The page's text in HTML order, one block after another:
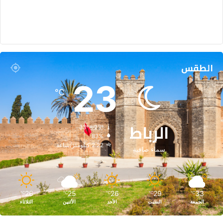
الطقس
الرباط
سماء صافية
23
℃
33º - 23º
83%
2.22 كيلومتر/ساعة
33
℃
الجمعة
29
℃
السبت
26
℃
الأحد
25
℃
الأثنين
26
℃
الثلاثاء